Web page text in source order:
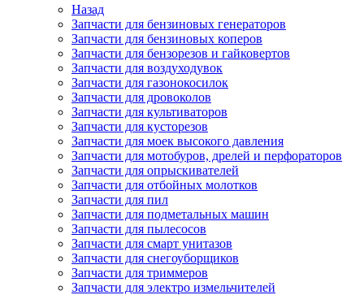
Назад
Запчасти для бензиновых генераторов
Запчасти для бензиновых коперов
Запчасти для бензорезов и гайковертов
Запчасти для воздуходувок
Запчасти для газонокосилок
Запчасти для дровоколов
Запчасти для культиваторов
Запчасти для кусторезов
Запчасти для моек высокого давления
Запчасти для мотобуров, дрелей и перфораторов
Запчасти для опрыскивателей
Запчасти для отбойных молотков
Запчасти для пил
Запчасти для подметальных машин
Запчасти для пылесосов
Запчасти для смарт унитазов
Запчасти для снегоуборщиков
Запчасти для триммеров
Запчасти для электро измельчителей